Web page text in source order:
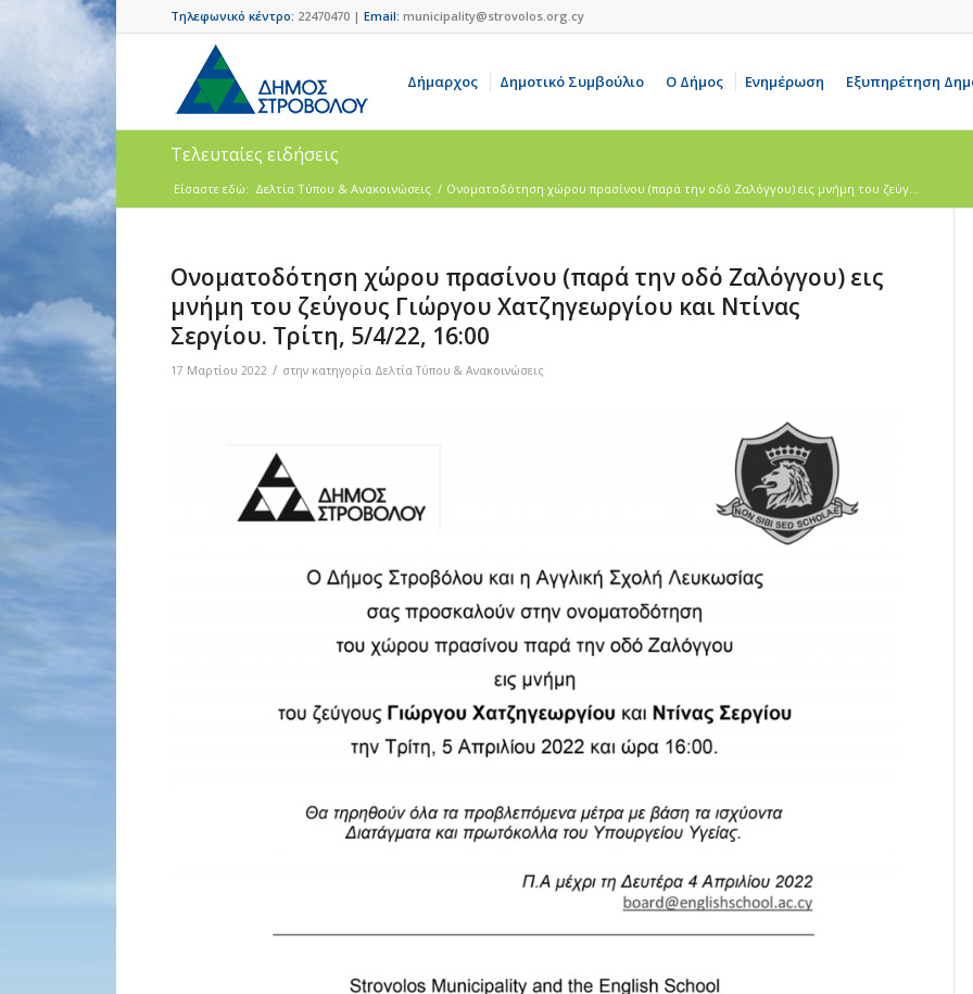
Τηλεφωνικό κέντρο: 22470470 | Email: municipality@strovolos.org.cy
Δήμαρχος Δημοτικό Συμβούλιο Ο Δήμος Ενημέρωση Εξυπηρέτηση
Τελευταίες ειδήσεις
Είσαστε εδώ: Δελτία Τύπου & Ανακοινώσεις / Ονοματοδότηση χώρου πρασίνου (παρά την οδό Ζαλόγγου) εις μνήμη του ζεύγ...
Ονοματοδότηση χώρου πρασίνου (παρά την οδό Ζαλόγγου) εις
μνήμη του ζεύγους Γιώργου Χατζηγεωργίου και Ντίνας
Σεργίου. Τρίτη, 5/4/22, 16:00
17 Μαρτίου 2022 / στην κατηγορία Δελτία Τύπου & Ανακοινώσεις